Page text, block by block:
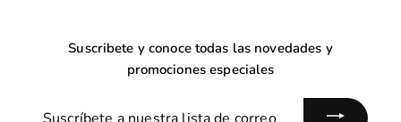
Suscribete y conoce todas las novedades y
promociones especiales
Suscríbete